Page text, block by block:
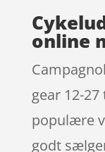
online
gear 12-
populære
godt